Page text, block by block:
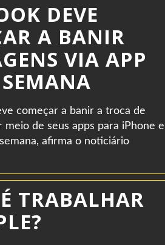
DEVE
A BANIR
VIA APP
começar a banir a troca de
meio de seus apps para iPhone e
afirma o noticiário
TRABALHAR